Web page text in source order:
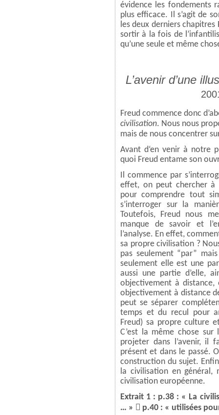
évidence les fondements
plus efficace. Il s’agit de
les deux derniers
sortir à la fois de
qu’une seule et même
L’avenir d’une
Freud commence donc
civilisation. Nous nous
mais de nous concentrer
Avant d‘en venir à notre
quoi Freud entame son
Il commence par
effet, on peut chercher à
pour comprendre tout
s’interroger sur la
Toutefois, Freud nous
manque de savoir et
l’analyse. En effet,
sa propre civilisation ?
pas seulement “par”
seulement elle est une
aussi une partie d’elle,
objectivement à
objectivement à distance
peut se séparer
temps et du recul pour
Freud) sa propre culture
C’est la même chose
projeter dans l’avenir, il
présent et dans le passé.
construction du sujet.
la civilisation en général,
civilisation européenne.
Extrait 1 : p.38 : « La
… »  p.40 : « utilisées